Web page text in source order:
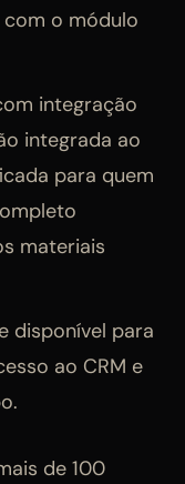
o módulo
integração
integrada ao
para quem
materiais
disponível para
ao CRM e
de 100